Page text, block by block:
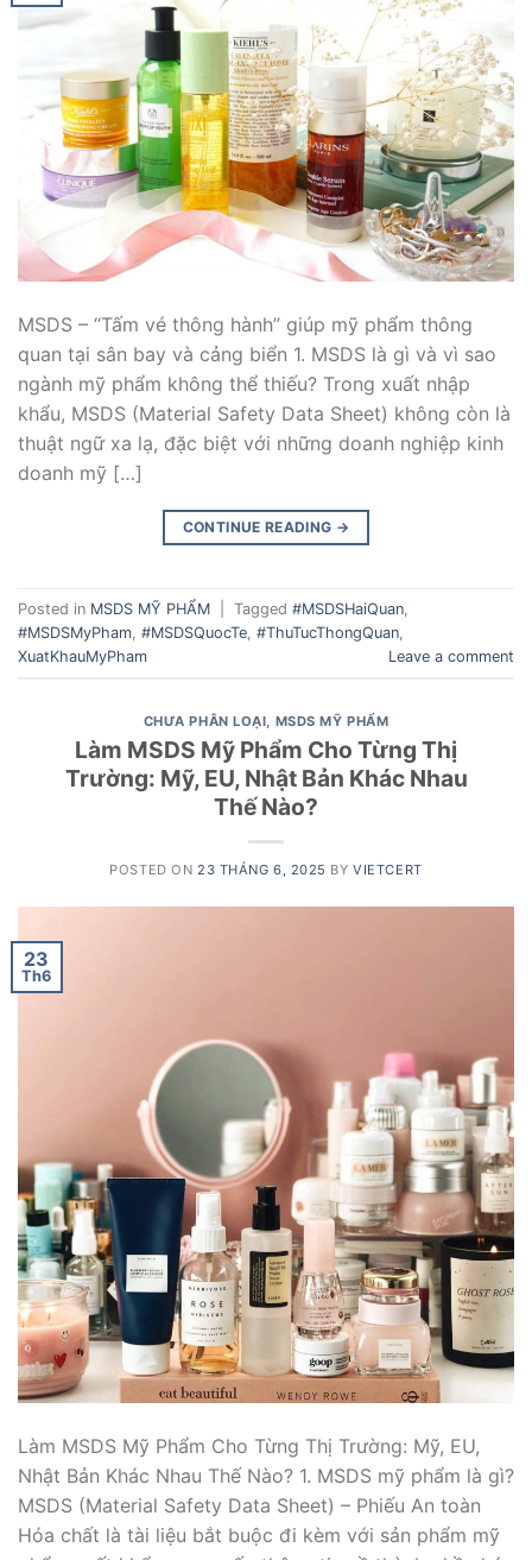
MSDS – “Tấm vé thông hành” giúp mỹ phẩm thông
quan tại sân bay và cảng biển 1. MSDS là gì và vì sao
ngành mỹ phẩm không thể thiếu? Trong xuất nhập
khẩu, MSDS (Material Safety Data Sheet) không còn là
thuật ngữ xa lạ, đặc biệt với những doanh nghiệp kinh
doanh mỹ […]
CONTINUE READING →
Posted in MSDS MỸ PHẨM Tagged #MSDSHaiQuan
#MSDSMyPham #MSDSQuocTe #ThuTucThongQuan
XuatKhauMyPham
Leave a comment
CHƯA PHÂN LOẠI, MSDS MỸ PHẨM
Làm MSDS Mỹ Phẩm Cho Từng Thị
Trường: Mỹ, EU, Nhật Bản Khác Nhau
Thế Nào?
POSTED ON 23 THÁNG 6, 2025 BYVIETCERT
23
Th6
Làm MSDS Mỹ Phẩm Cho Từng Thị Trường: Mỹ, EU,
Nhật Bản Khác Nhau Thế Nào? 1. MSDS mỹ phẩm là gì?
MSDS (Material Safety Data Sheet) – Phiếu An toàn
Hóa chất là tài liệu bắt buộc đi kèm với sản phẩm mỹ